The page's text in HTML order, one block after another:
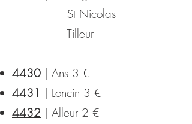
St Nicolas
Tilleur
4430 | Ans 3 €
4431 | Loncin 3 €
4432 | Alleur 2 €